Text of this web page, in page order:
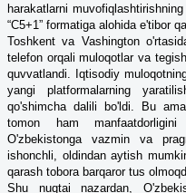
harakatlarni
“C5+1” formatiga alohida e'tibor
Toshkent va Vashington
telefon orqali muloqotlar va
quvvatlandi. Iqtisodiy
yangi platformalarning
qo'shimcha dalili bo'ldi. Bu
tomon ham
O'zbekistonga vazmin va
ishonchli, oldindan aytish
qarash tobora barqaror tus
Shu nuqtai nazardan,